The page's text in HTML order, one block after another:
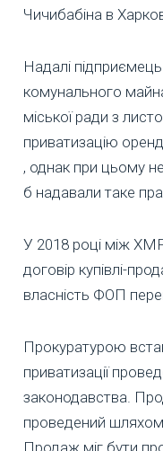
Чичибабіна в
Надалі
комунального майна
міської ради з
приватизацію
, однак при цьому
б надавали таке
У 2018 році між
договір купівлі-
власність ФОП
Прокуратурою
приватизації
законодавства.
проведений шляхом